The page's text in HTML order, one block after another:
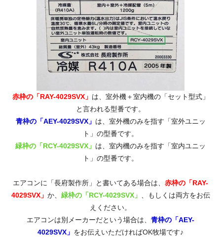
赤枠の「RAY-4029SVX」 は、室外機＋室内機の「セット型式」
と言われる型番です。
青枠の「AEY-4029SVX」 は、室外機のみを指す「室外ユニッ
ト」の型番です。
緑枠の「RCY-4029SVX」 は、室内機のみを指す「室内ユニッ
ト」の型番です。
エアコンに「長府製作所」と書いてある場合は、 赤枠の「RAY-
4029SVX」 か、 緑枠の「RCY-4029SVX」
、もしくは両方をお伝
えください。
エアコンは別メーカーだという場合は、 青枠の「AEY-
4029SVX」 をお伝えいただければOK牧場です♪